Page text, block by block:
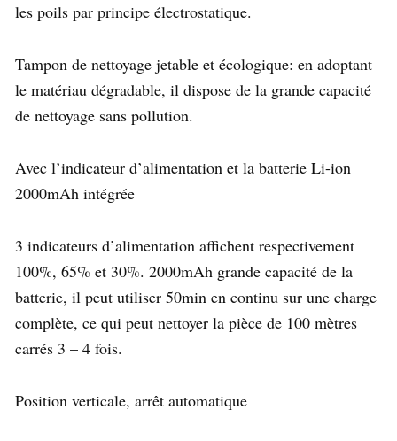
les poils par principe électrostatique.
Tampon de nettoyage jetable et écologique: en adoptant
le matériau dégradable, il dispose de la grande capacité
de nettoyage sans pollution.
Avec l’indicateur d’alimentation et la batterie Li-ion
2000mAh intégrée
3 indicateurs d’alimentation affichent respectivement
100%, 65% et 30%. 2000mAh grande capacité de la
batterie, il peut utiliser 50min en continu sur une charge
complète, ce qui peut nettoyer la pièce de 100 mètres
carrés 3 – 4 fois.
Position verticale, arrêt automatique